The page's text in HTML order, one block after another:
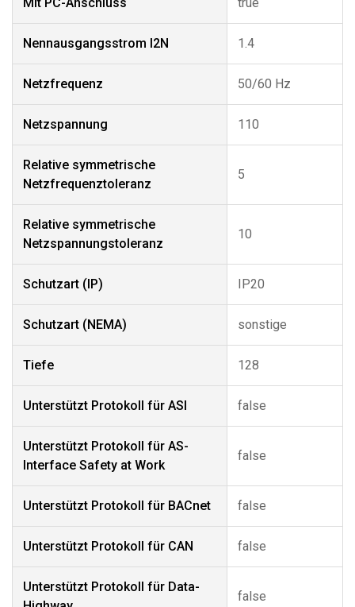
Nennausgangsstrom I2N 1.4
Netzfrequenz 50/60 Hz
Netzspannung 110
Relative symmetrische
Netzfrequenztoleranz
5
Relative symmetrische
Netzspannungstoleranz
10
Schutzart (IP) IP20
Schutzart (NEMA) sonstige
Tiefe 128
Unterstützt Protokoll für ASI false
Unterstützt Protokoll für AS-
Interface Safety at Work
false
Unterstützt Protokoll für BACnet false
Unterstützt Protokoll für CAN false
Unterstützt Protokoll für Data-
false